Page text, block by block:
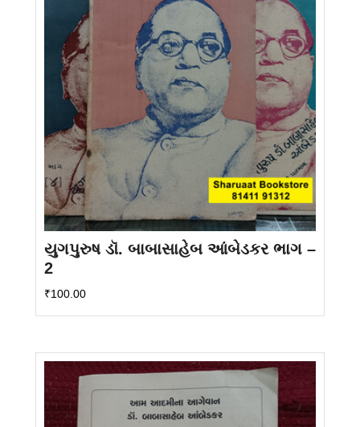
યુગપુરુષ ડૉ. બાબાસાહેબ આંબેડકર ભાગ –
2
₹100.00